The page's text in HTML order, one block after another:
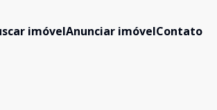
imóvelAnunciar imóvelContato